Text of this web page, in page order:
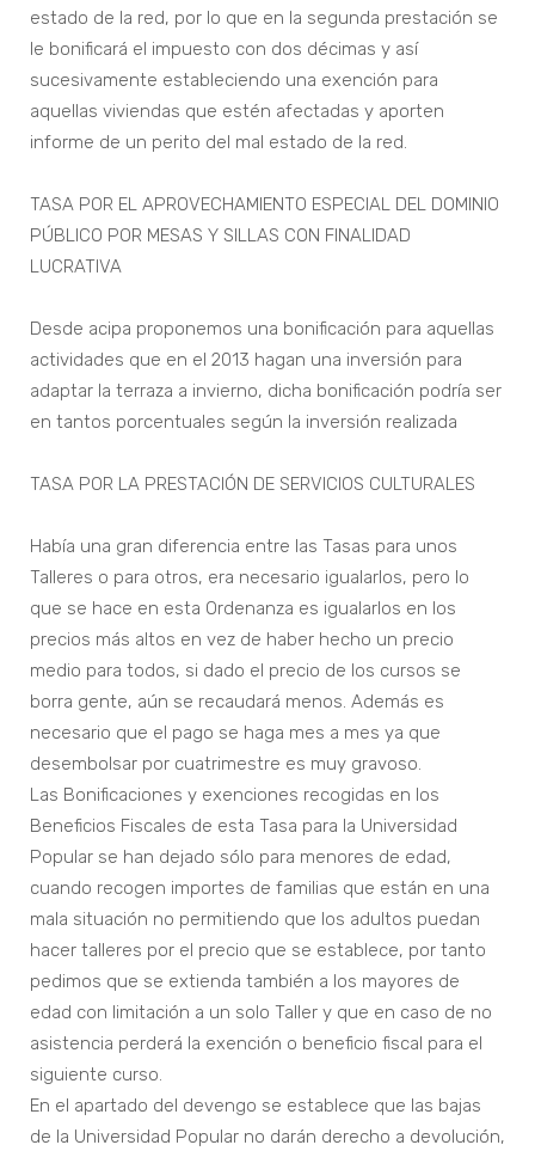
estado de la red, por lo que en la segunda prestación se
le bonificará el impuesto con dos décimas y así
sucesivamente estableciendo una exención para
aquellas viviendas que estén afectadas y aporten
informe de un perito del mal estado de la red.
TASA POR EL APROVECHAMIENTO ESPECIAL DEL DOMINIO
PÚBLICO POR MESAS Y SILLAS CON FINALIDAD
LUCRATIVA
Desde acipa proponemos una bonificación para aquellas
actividades que en el 2013 hagan una inversión para
adaptar la terraza a invierno, dicha bonificación podría ser
en tantos porcentuales según la inversión realizada
TASA POR LA PRESTACIÓN DE SERVICIOS CULTURALES
Había una gran diferencia entre las Tasas para unos
Talleres o para otros, era necesario igualarlos, pero lo
que se hace en esta Ordenanza es igualarlos en los
precios más altos en vez de haber hecho un precio
medio para todos, si dado el precio de los cursos se
borra gente, aún se recaudará menos. Además es
necesario que el pago se haga mes a mes ya que
desembolsar por cuatrimestre es muy gravoso.
Las Bonificaciones y exenciones recogidas en los
Beneficios Fiscales de esta Tasa para la Universidad
Popular se han dejado sólo para menores de edad,
cuando recogen importes de familias que están en una
mala situación no permitiendo que los adultos puedan
hacer talleres por el precio que se establece, por tanto
pedimos que se extienda también a los mayores de
edad con limitación a un solo Taller y que en caso de no
asistencia perderá la exención o beneficio fiscal para el
siguiente curso.
En el apartado del devengo se establece que las bajas
de la Universidad Popular no darán derecho a devolución,